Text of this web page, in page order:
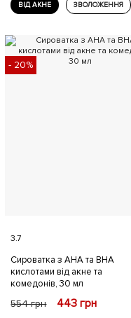
ВІД АКНЕ ЗВОЛОЖЕННЯ
- 20%
3.7
Сироватка з AHA та ВНА
кислотами від акне та
комедонів, 30 мл
554грн 443грн